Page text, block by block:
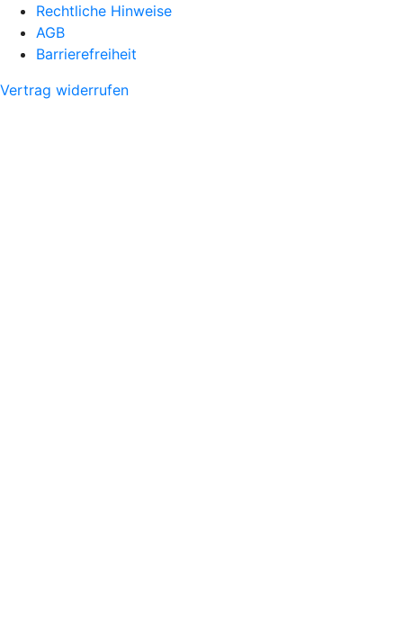
Rechtliche Hinweise
AGB
Barrierefreiheit
Vertrag widerrufen